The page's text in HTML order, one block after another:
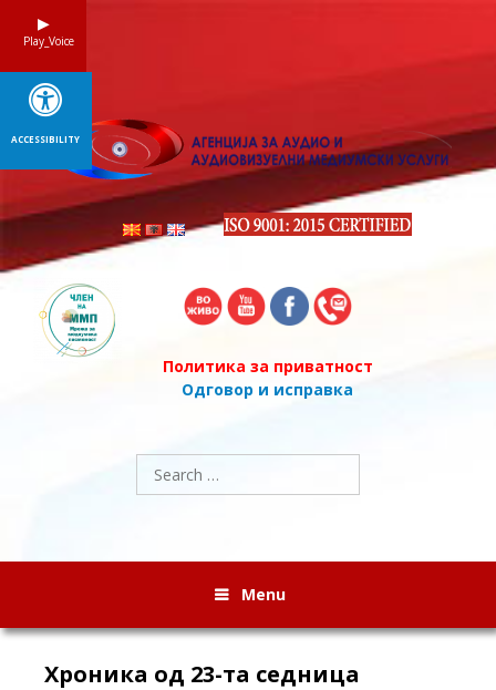
Политика за приватност
Одговор и исправка
Search
for:
Menu
Хроника од 23-та седница
Play_Voice
ACCESSIBILITY